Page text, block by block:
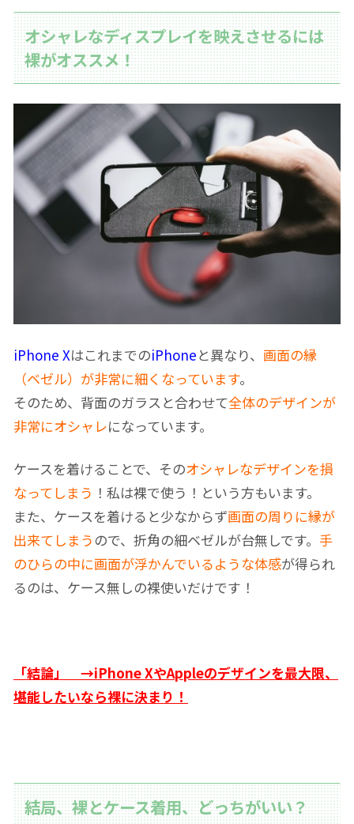
オシャレなディスプレイを映えさせるには
裸がオススメ！
iPhone XはこれまでのiPhoneと異なり、 画面の縁
（ベゼル）が非常に細くなっています。
そのため、背面のガラスと合わせて全体のデザインが
非常にオシャレになっています。
ケースを着けることで、そのオシャレなデザインを損
なってしまう ！私は裸で使う！という方もいます。
また、ケースを着けると少なからず画面の周りに縁が
出来てしまう ので、折角の細ベゼルが台無しです。 手
のひらの中に画面が浮かんでいるような体感が得られ
るのは、ケース無しの裸使いだけです！
「結論」 →iPhone XやAppleのデザインを最大限、
堪能したいなら裸に決まり！
結局、裸とケース着用、どっちがいい？